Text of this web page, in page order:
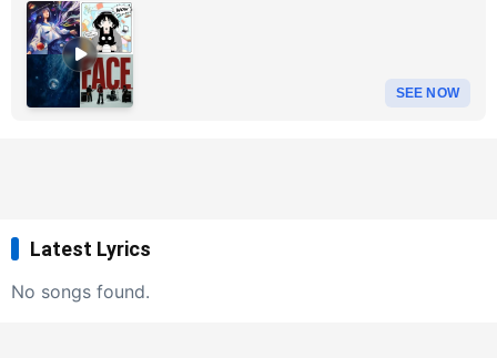
SEE NOW
Latest Lyrics
No songs found.